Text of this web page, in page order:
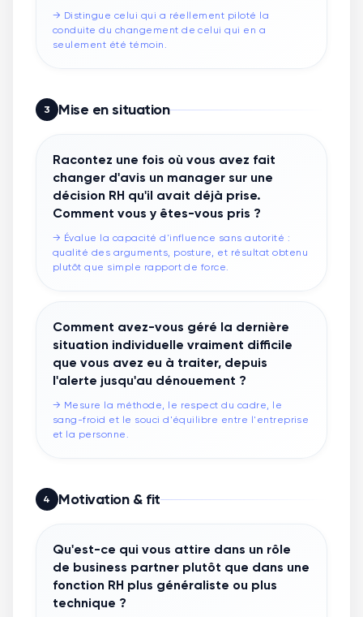
→ Distingue celui qui a réellement piloté la
conduite du changement de celui qui en a
seulement été témoin.
3 Mise en situation
Racontez une fois où vous avez fait
changer d'avis un manager sur une
décision RH qu'il avait déjà prise.
Comment vous y êtes-vous pris ?
→ Évalue la capacité d'influence sans autorité :
qualité des arguments, posture, et résultat obtenu
plutôt que simple rapport de force.
Comment avez-vous géré la dernière
situation individuelle vraiment difficile
que vous avez eu à traiter, depuis
l'alerte jusqu'au dénouement ?
→ Mesure la méthode, le respect du cadre, le
sang-froid et le souci d'équilibre entre l'entreprise
et la personne.
4 Motivation & fit
Qu'est-ce qui vous attire dans un rôle
de business partner plutôt que dans une
fonction RH plus généraliste ou plus
technique ?